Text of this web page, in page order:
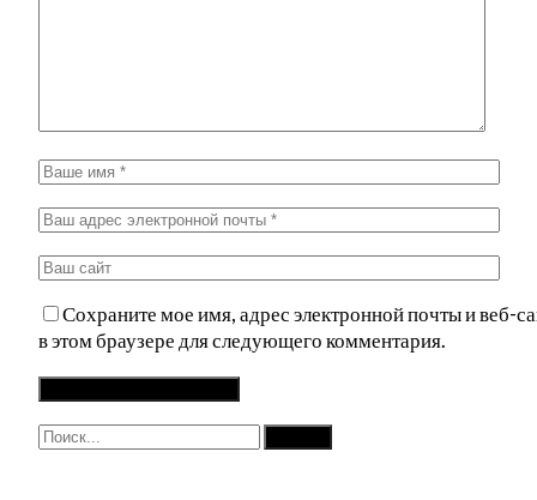
Сохраните мое имя, адрес электронной почты и веб-
в этом браузере для следующего комментария.